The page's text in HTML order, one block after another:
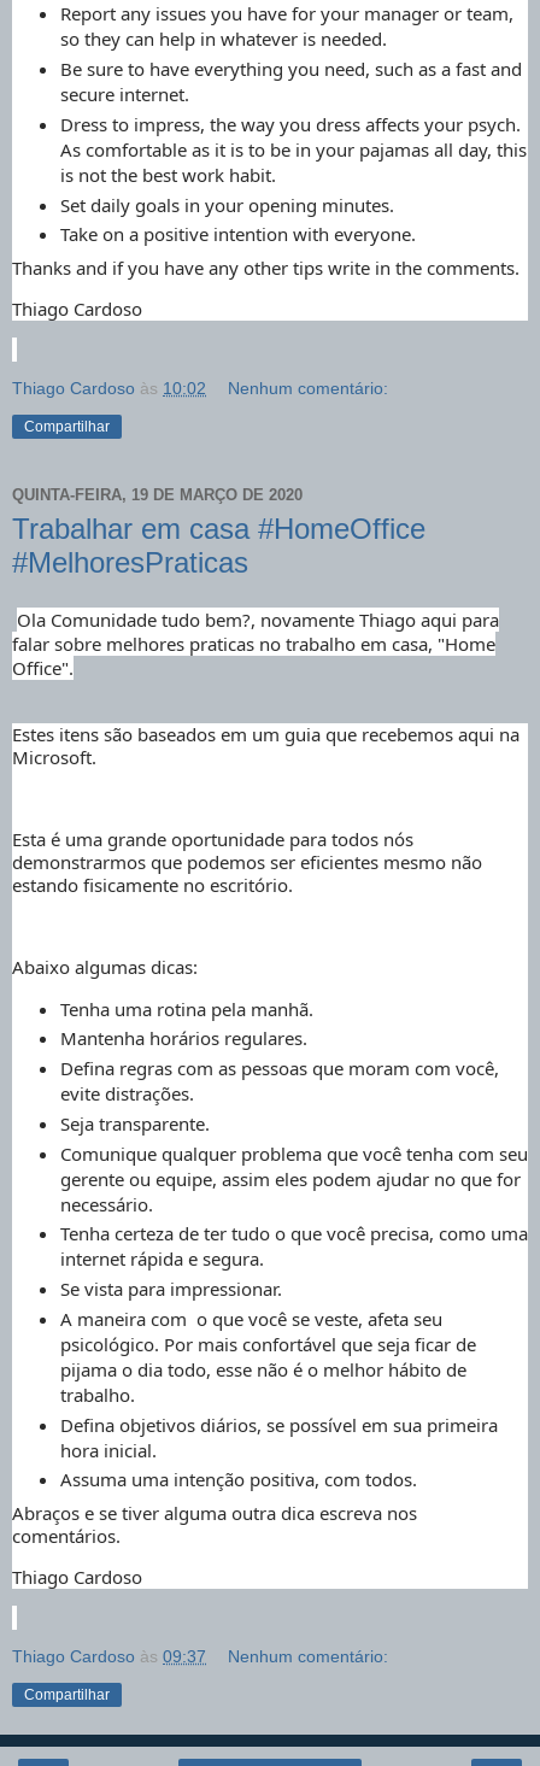
Report any issues you have for your manager or team,
so they can help in whatever is needed.
Be sure to have everything you need, such as a fast and
secure internet.
Dress to impress, the way you dress affects your psych.
As comfortable as it is to be in your pajamas all day, this
is not the best work habit.
Set daily goals in your opening minutes.
Take on a positive intention with everyone.
Thanks and if you have any other tips write in the comments.
Thiago Cardoso
Thiago Cardoso às 10:02 Nenhum comentário:
Compartilhar
QUINTA-FEIRA, 19 DE MARÇO DE 2020
Trabalhar em casa #HomeOffice
#MelhoresPraticas
Ola Comunidade tudo bem?, novamente Thiago aqui para
falar sobre melhores praticas no trabalho em casa, "Home
Office".
Estes itens são baseados em um guia que recebemos aqui na
Microsoft.
Esta é uma grande oportunidade para todos nós
demonstrarmos que podemos ser eficientes mesmo não
estando fisicamente no escritório.
Abaixo algumas dicas:
Tenha uma rotina pela manhã.
Mantenha horários regulares.
Defina regras com as pessoas que moram com você,
evite distrações.
Seja transparente.
Comunique qualquer problema que você tenha com seu
gerente ou equipe, assim eles podem ajudar no que for
necessário.
Tenha certeza de ter tudo o que você precisa, como uma
internet rápida e segura.
Se vista para impressionar.
A maneira com o que você se veste, afeta seu
psicológico. Por mais confortável que seja ficar de
pijama o dia todo, esse não é o melhor hábito de
trabalho.
Defina objetivos diários, se possível em sua primeira
hora inicial.
Assuma uma intenção positiva, com todos.
Abraços e se tiver alguma outra dica escreva nos
comentários.
Thiago Cardoso
Thiago Cardoso às 09:37 Nenhum comentário:
Compartilhar